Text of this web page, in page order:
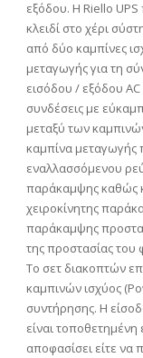
εξόδου. Η Riello
κλειδί στο χέρι
από δύο καμπίνες
μεταγωγής για τη
εισόδου / εξόδου
συνδέσεις με
μεταξύ των
καμπίνα μεταγωγής
εναλλασσόμενου
παράκαμψης καθώς
χειροκίνητης
παράκαμψης
της προστασίας
Το σετ διακοπτών
καμπινών ισχύος
συντήρησης. Η
είναι
αποφασίσει είτε να